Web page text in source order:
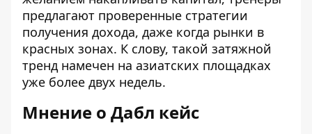
предлагают проверенные стратегии
получения дохода, даже когда рынки в
красных зонах. К слову, такой затяжной
тренд намечен на азиатских площадках
уже более двух недель.
Мнение о Дабл кейс